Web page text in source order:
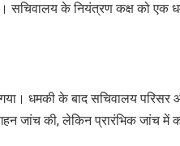
सचिवालय के नियंत्रण कक्ष को एक
धमकी के बाद सचिवालय परिसर
जांच की, लेकिन प्रारंभिक जांच में